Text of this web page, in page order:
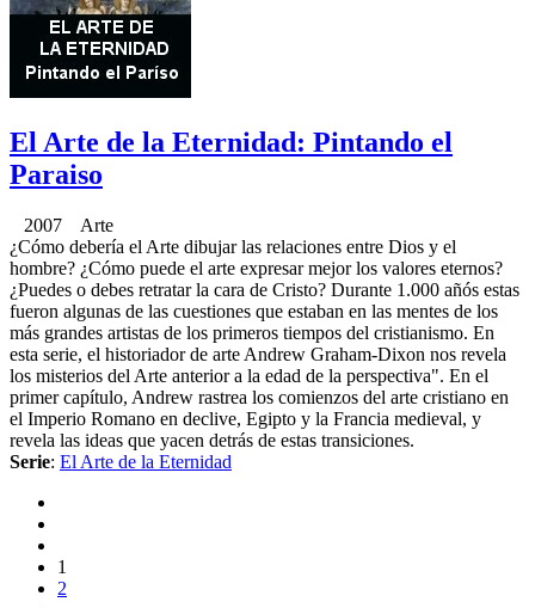
El Arte de la Eternidad: Pintando el
Paraiso
2007 Arte
¿Cómo debería el Arte dibujar las relaciones entre Dios y el
hombre? ¿Cómo puede el arte expresar mejor los valores eternos?
¿Puedes o debes retratar la cara de Cristo? Durante 1.000 añós estas
fueron algunas de las cuestiones que estaban en las mentes de los
más grandes artistas de los primeros tiempos del cristianismo. En
esta serie, el historiador de arte Andrew Graham-Dixon nos revela
los misterios del Arte anterior a la edad de la perspectiva". En el
primer capítulo, Andrew rastrea los comienzos del arte cristiano en
el Imperio Romano en declive, Egipto y la Francia medieval, y
revela las ideas que yacen detrás de estas transiciones.
Serie: El Arte de la Eternidad
1
2